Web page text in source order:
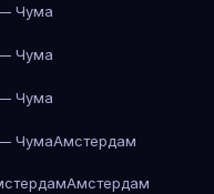
Чума
Чума
Чума
ЧумаАмстердам
Амстердам